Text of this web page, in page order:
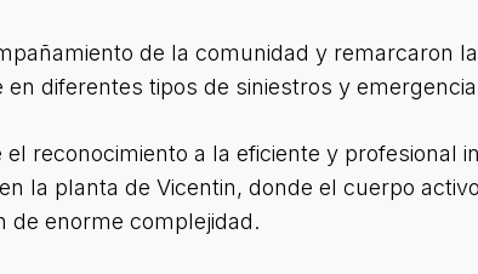
de la comunidad y remarcaron
diferentes tipos de siniestros y
reconocimiento a la eficiente y profesional
la planta de Vicentin, donde el cuerpo
de enorme complejidad.